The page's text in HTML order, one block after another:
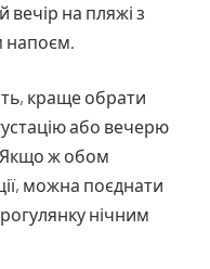
на пляжі з
краще обрати
або вечерю
Якщо ж обом
можна поєднати
нічним